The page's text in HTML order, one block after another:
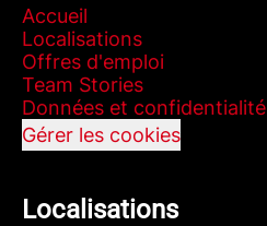
Accueil
Localisations
Offres d'emploi
Team Stories
Données et confidentialité
Gérer les cookies
Localisations